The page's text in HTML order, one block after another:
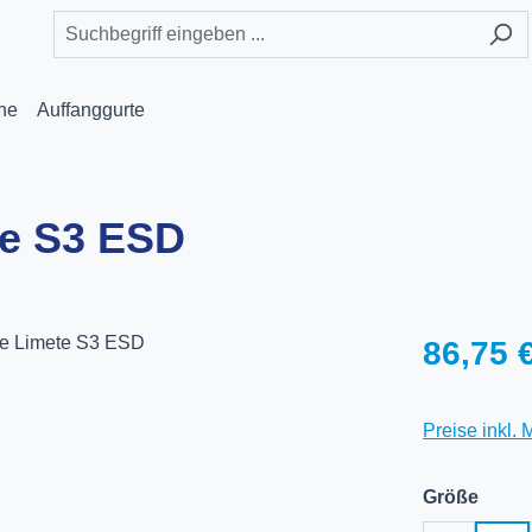
Auffanggurte
S3 ESD
Regulärer
86,75
Preise inkl.
Größe